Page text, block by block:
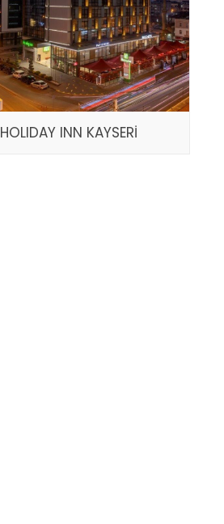
HOLIDAY INN KAYSERİ